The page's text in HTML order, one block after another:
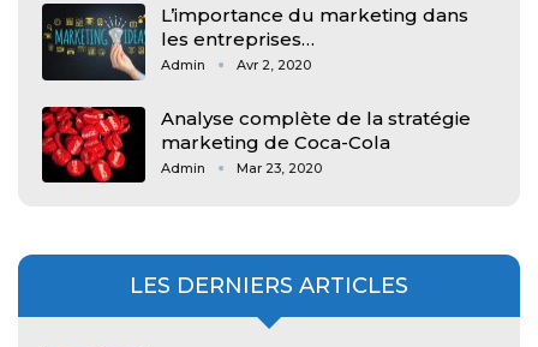
L’importance du marketing dans
les entreprises…
Admin Avr 2, 2020
Analyse complète de la stratégie
marketing de Coca-Cola
Admin Mar 23, 2020
LES DERNIERS ARTICLES